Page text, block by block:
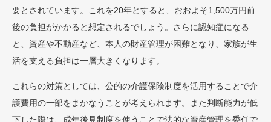
要とされています。これを20年とすると、おおよそ1,500万円前
後の負担がかかると想定されるでしょう。さらに認知症になる
と、資産や不動産など、本人の財産管理が困難となり、家族が生
活を支える負担は一層大きくなります。
これらの対策としては、公的の介護保険制度を活用することで介
護費用の一部をまかなうことが考えられます。また判断能力が低
下した際は、成年後見制度を使うことで法的な資産管理を委任で